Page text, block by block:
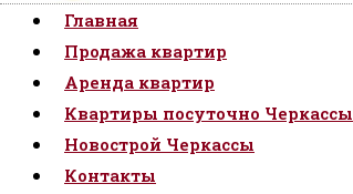
Главная
Продажа квартир
Аренда квартир
Квартиры посуточно Черкассы
Новострой Черкассы
Контакты